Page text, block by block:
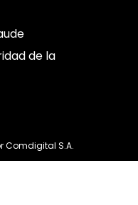
de la
Comdigital S.A.